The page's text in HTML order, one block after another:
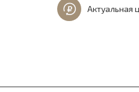
Актуальная